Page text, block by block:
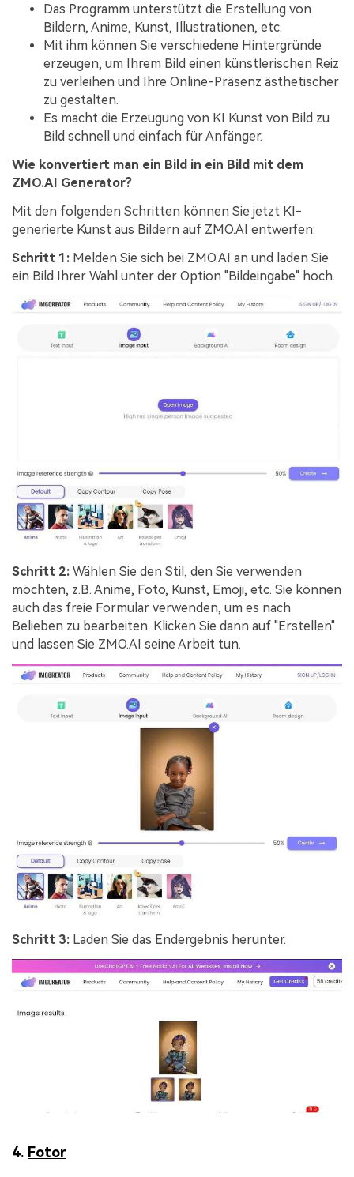
Das Programm unterstützt die Erstellung von
Bildern, Anime, Kunst, Illustrationen, etc.
Mit ihm können Sie verschiedene Hintergründe
erzeugen, um Ihrem Bild einen künstlerischen Reiz
zu verleihen und Ihre Online-Präsenz ästhetischer
zu gestalten.
Es macht die Erzeugung von KI Kunst von Bild zu
Bild schnell und einfach für Anfänger.
Wie konvertiert man ein Bild in ein Bild mit dem
ZMO.AI Generator?
Mit den folgenden Schritten können Sie jetzt KI-
generierte Kunst aus Bildern auf ZMO.AI entwerfen:
Schritt 1: Melden Sie sich bei ZMO.AI an und laden Sie
ein Bild Ihrer Wahl unter der Option "Bildeingabe" hoch.
Schritt 2: Wählen Sie den Stil, den Sie verwenden
möchten, z.B. Anime, Foto, Kunst, Emoji, etc. Sie können
auch das freie Formular verwenden, um es nach
Belieben zu bearbeiten. Klicken Sie dann auf "Erstellen"
und lassen Sie ZMO.AI seine Arbeit tun.
Schritt 3: Laden Sie das Endergebnis herunter.
4. Fotor